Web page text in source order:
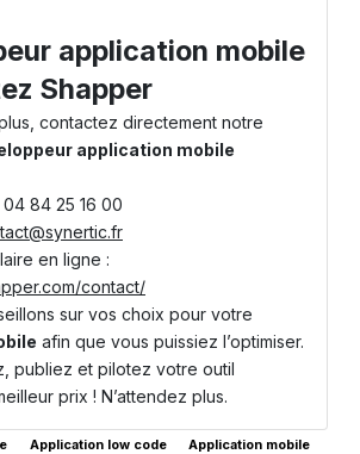
application mobile
Shapper
contactez directement notre
application mobile
84 25 16 00
en ligne :
contact/
sur vos choix pour votre
afin que vous puissiez l’optimiser.
publiez et pilotez votre outil
prix ! N’attendez plus.
Application low code Application mobile